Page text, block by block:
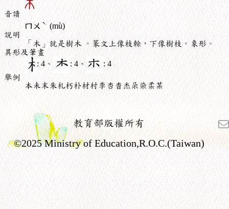
音讀
ㄇㄨ ˋ (mù)
說明
「木」就是樹木 。篆文上像枝榦，下像樹枝。象形。
異形及筆畫
: 4、
: 4、
: 4
舉例
本未末朱札朽朴材村李杏杳杰朵染柔某
教育部版權所有
©2025 Ministry of Education,R.O.C.(Taiwan)